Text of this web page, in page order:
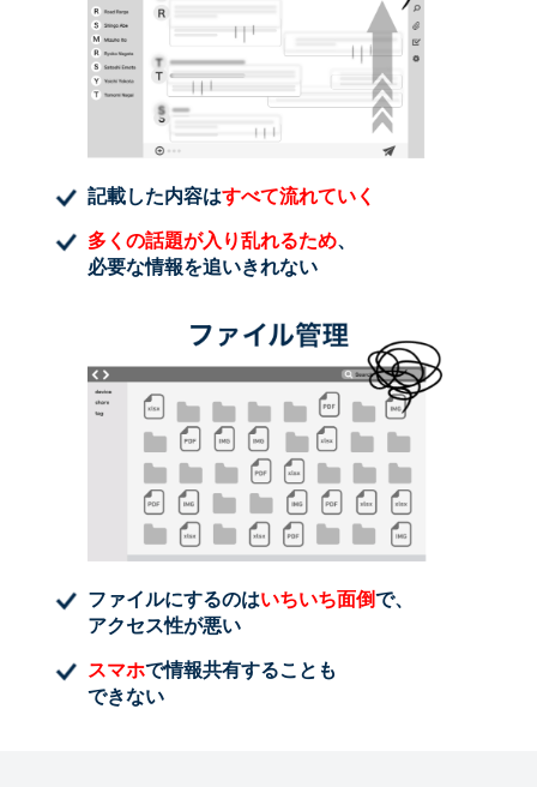
記載した内容はすべて流れていく
多くの話題が入り乱れるため、
必要な情報を追いきれない
ファイルにするのはいちいち面倒で、
アクセス性が悪い
スマホで情報共有することも
できない